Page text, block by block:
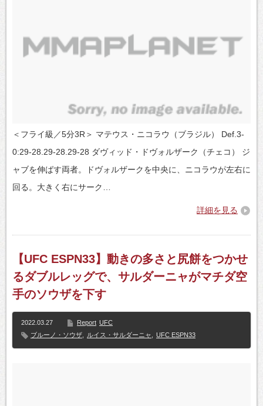
＜フライ級／5分3R＞ マテウス・ニコラウ（ブラジル） Def.3-
0:29-28.29-28.29-28 ダヴィッド・ドヴォルザーク（チェコ） ジ
ャブを伸ばす両者。ドヴォルザークを中央に、ニコラウが左右に
回る。大きく右にサーク…
詳細を見る
【UFC ESPN33】動きの多さと尻餅をつかせ
るダブルレッグで、サルダーニャがマチダ空
手のソウザを下す
2022.03.27 Report UFC
ブルーノ・ソウザ
ルイス・サルダーニャ UFC ESPN33